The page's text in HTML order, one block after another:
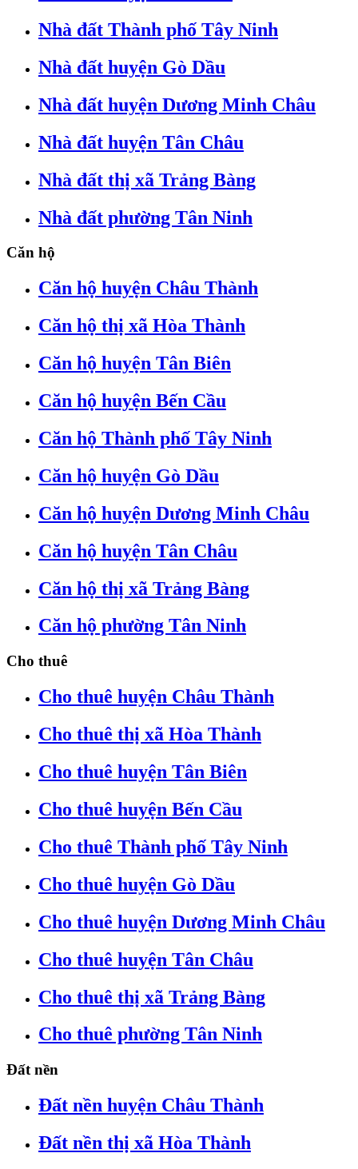
Nhà đất Thành phố Tây Ninh
Nhà đất huyện Gò Dầu
Nhà đất huyện Dương Minh Châu
Nhà đất huyện Tân Châu
Nhà đất thị xã Trảng Bàng
Nhà đất phường Tân Ninh
Căn hộ
Căn hộ huyện Châu Thành
Căn hộ thị xã Hòa Thành
Căn hộ huyện Tân Biên
Căn hộ huyện Bến Cầu
Căn hộ Thành phố Tây Ninh
Căn hộ huyện Gò Dầu
Căn hộ huyện Dương Minh Châu
Căn hộ huyện Tân Châu
Căn hộ thị xã Trảng Bàng
Căn hộ phường Tân Ninh
Cho thuê
Cho thuê huyện Châu Thành
Cho thuê thị xã Hòa Thành
Cho thuê huyện Tân Biên
Cho thuê huyện Bến Cầu
Cho thuê Thành phố Tây Ninh
Cho thuê huyện Gò Dầu
Cho thuê huyện Dương Minh Châu
Cho thuê huyện Tân Châu
Cho thuê thị xã Trảng Bàng
Cho thuê phường Tân Ninh
Đất nền
Đất nền huyện Châu Thành
Đất nền thị xã Hòa Thành